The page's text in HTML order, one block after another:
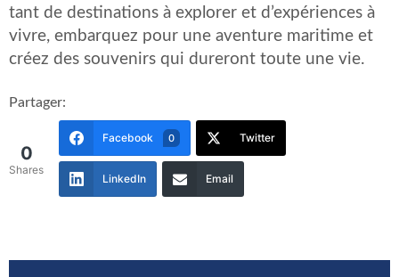
tant de destinations à explorer et d’expériences à
vivre, embarquez pour une aventure maritime et
créez des souvenirs qui dureront toute une vie.
Partager:
0
Shares
Facebook 0 Twitter
LinkedIn Email